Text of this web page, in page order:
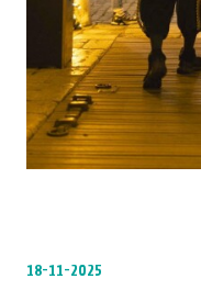
18-11-2025